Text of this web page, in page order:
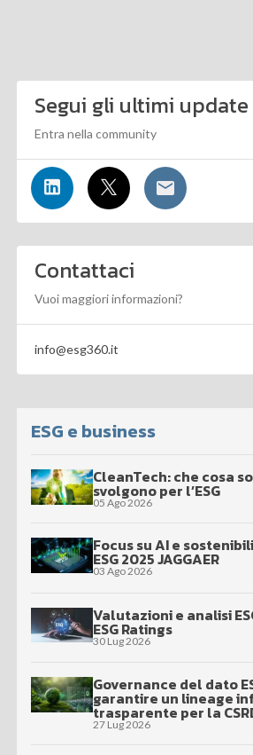
Segui gli ultimi update
Entra nella community
Contattaci
Vuoi maggiori informazioni?
info@esg360.it
ESG e business
CleanTech: che cosa
svolgono per l’ESG
05 Ago 2026
Focus su AI e
ESG 2025 JAGGAER
03 Ago 2026
Valutazioni e analisi
ESG Ratings
30 Lug 2026
Governance del dato
garantire un lineage
trasparente per la
27 Lug 2026